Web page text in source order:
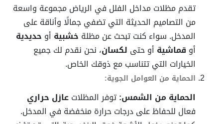
تقدم مظلات مداخل الفلل في الرياض مجموعة واسعة
من التصاميم الحديثة التي تضفي جمالًا وأناقة على
المدخل. سواء كنت تبحث عن مظلة خشبية أو حديدية
أو قماشية أو حتى لكسان، نحن نقدم لك جميع
الخيارات التي تتناسب مع ذوقك الخاص.
الحماية من العوامل الجوية:
الحماية من الشمس:توفر المظلاتعازل حراري
فعال للحفاظ على درجات حرارة منخفضة في المدخل.